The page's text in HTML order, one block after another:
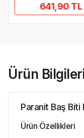
641,90 TL
Ürün
Paranit Baş Biti
Ürün Özellikleri